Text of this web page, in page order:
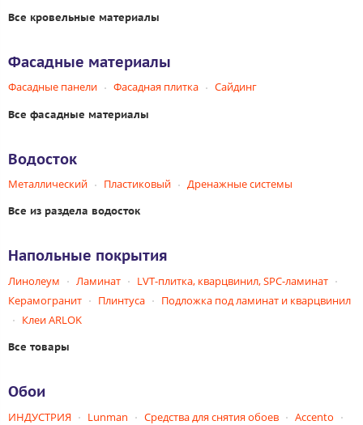
Все кровельные материалы
Фасадные материалы
Фасадные панели Фасадная плитка Сайдинг
Все фасадные материалы
Водосток
Металлический Пластиковый Дренажные системы
Все из раздела водосток
Напольные покрытия
Линолеум Ламинат
LVT-плитка, кварцвинил, SPC-ламинат
Керамогранит
Плинтуса
Подложка под ламинат и кварцвинил
Клеи ARLOK
Все товары
Обои
ИНДУСТРИЯ Lunman Средства для снятия обоев
Accento